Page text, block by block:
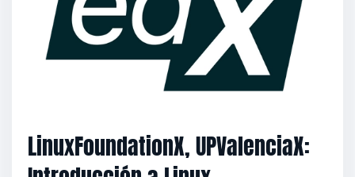
LinuxFoundationX, UPValenciaX: